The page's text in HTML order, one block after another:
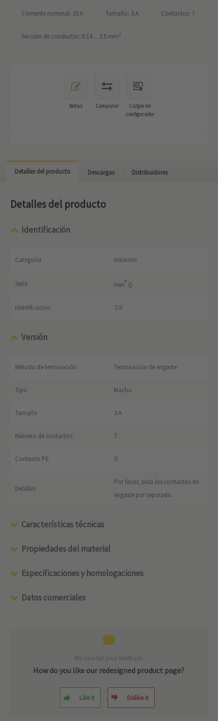
Corriente nominal: ‌10 A Tamaño: 3 A Contactos: 7
Sección de conductor: 0.14 ... 2.5 mm²
Notas Comparar
Cargar en
configurador
Detalles del producto Descargas Distribuidores
Detalles del producto
Identificación
Categoría Aislantes
Serie Han®Q
Identificación 7/0
Versión
Método de terminación Terminación de engaste
Tipo Macho
Tamaño 3 A
Número de contactos 7
Contacto PE Sí
Detalles
Por favor, pida los contactos de
engaste por separado.
Características técnicas
Propiedades del material
Especificaciones y homologaciones
Datos comerciales
How do you like our redesigned product page?
Like it Dislike it